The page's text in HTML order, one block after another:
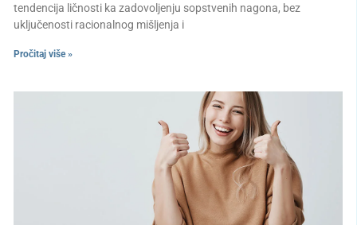
tendencija ličnosti ka zadovoljenju sopstvenih nagona, bez
uključenosti racionalnog mišljenja i
Pročitaj više »